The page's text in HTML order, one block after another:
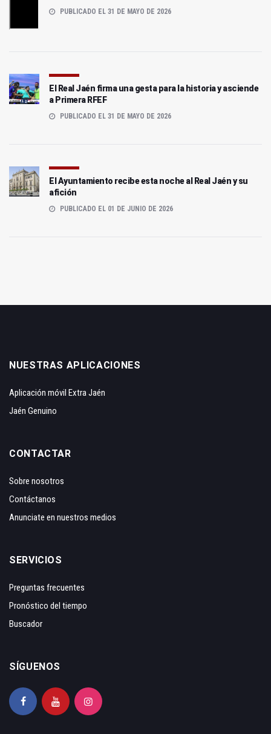
PUBLICADO EL 31 DE MAYO DE 2026
El Real Jaén firma una gesta para la historia y asciende
a Primera RFEF
PUBLICADO EL 31 DE MAYO DE 2026
El Ayuntamiento recibe esta noche al Real Jaén y su
afición
PUBLICADO EL 01 DE JUNIO DE 2026
NUESTRAS APLICACIONES
Aplicación móvil Extra Jaén
Jaén Genuino
CONTACTAR
Sobre nosotros
Contáctanos
Anunciate en nuestros medios
SERVICIOS
Preguntas frecuentes
Pronóstico del tiempo
Buscador
SÍGUENOS